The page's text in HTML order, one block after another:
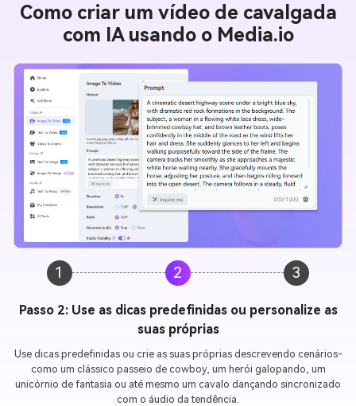
Como criar um vídeo de cavalgada
com IA usando o Media.io
1 2 3
Passo 3. Gerar e compartilhar
Deixe a Media.io fazer sua magia. Seu vídeo de equitação
de IA estará pronto em segundos.